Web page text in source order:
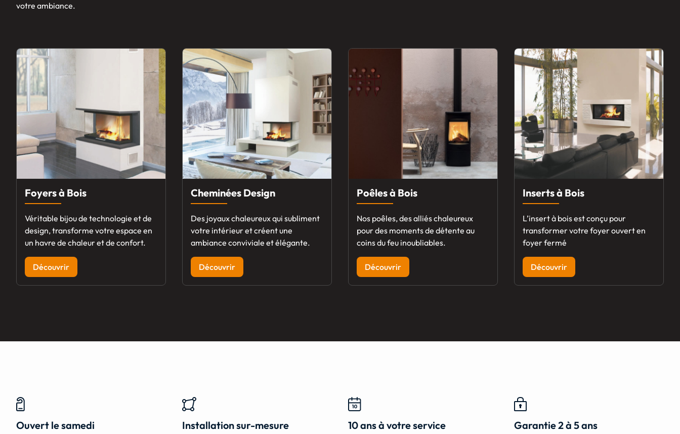
votre ambiance.
Foyers à Bois
Véritable bijou de technologie et de
design, transforme votre espace en
un havre de chaleur et de confort.
Découvrir
Cheminées Design
Des joyaux chaleureux qui subliment
votre intérieur et créent une
ambiance conviviale et élégante.
Découvrir
Poêles à Bois
Nos poêles, des alliés chaleureux
pour des moments de détente au
coins du feu inoubliables.
Découvrir
Inserts à Bois
L’insert à bois est conçu pour
transformer votre foyer ouvert en
foyer fermé
Découvrir
Ouvert le samedi Installation sur-mesure 10 ans à votre service Garantie 2 à 5 ans